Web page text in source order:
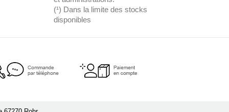
(¹) Dans la limite des stocks
disponibles